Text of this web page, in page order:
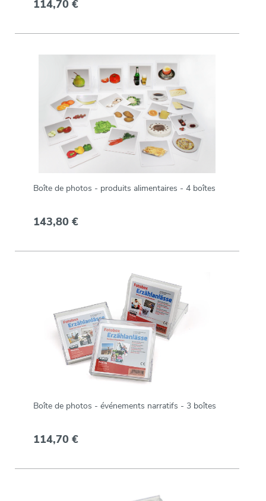
114,70 €
Boîte de photos - produits alimentaires - 4 boîtes
143,80 €
Boîte de photos - événements narratifs - 3 boîtes
114,70 €